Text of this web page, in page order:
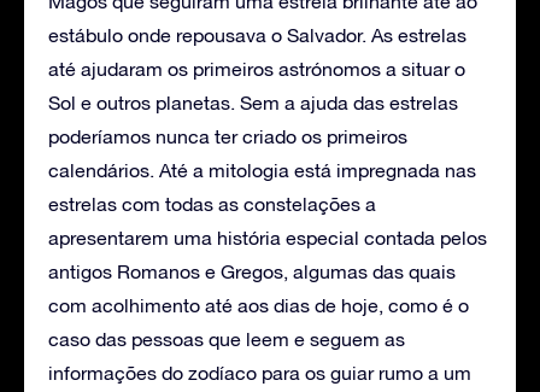
estábulo onde repousava o Salvador. As estrelas
até ajudaram os primeiros astrónomos a situar o
Sol e outros planetas. Sem a ajuda das estrelas
poderíamos nunca ter criado os primeiros
calendários. Até a mitologia está impregnada nas
estrelas com todas as constelações a
apresentarem uma história especial contada pelos
antigos Romanos e Gregos, algumas das quais
com acolhimento até aos dias de hoje, como é o
caso das pessoas que leem e seguem as
informações do zodíaco para os guiar rumo a um